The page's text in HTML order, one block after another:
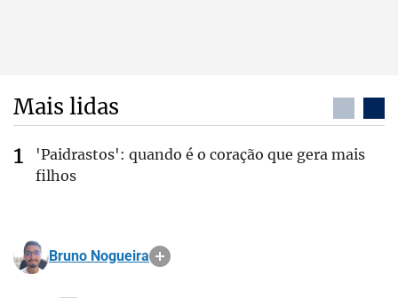
Mais lidas
'Paidrastos': quando é o coração que gera mais
filhos
Bruno Nogueira